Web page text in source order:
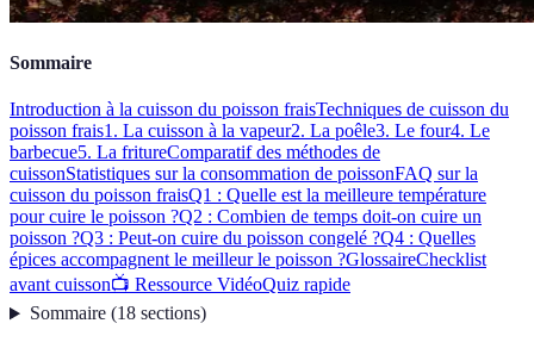
Sommaire
Introduction à la cuisson du poisson fraisTechniques de cuisson du
poisson frais1. La cuisson à la vapeur2. La poêle3. Le four4. Le
barbecue5. La fritureComparatif des méthodes de
cuissonStatistiques sur la consommation de poissonFAQ sur la
cuisson du poisson fraisQ1 : Quelle est la meilleure température
pour cuire le poisson ?Q2 : Combien de temps doit-on cuire un
poisson ?Q3 : Peut-on cuire du poisson congelé ?Q4 : Quelles
épices accompagnent le meilleur le poisson ?GlossaireChecklist
avant cuisson📺 Ressource VidéoQuiz rapide
Sommaire(18 sections)